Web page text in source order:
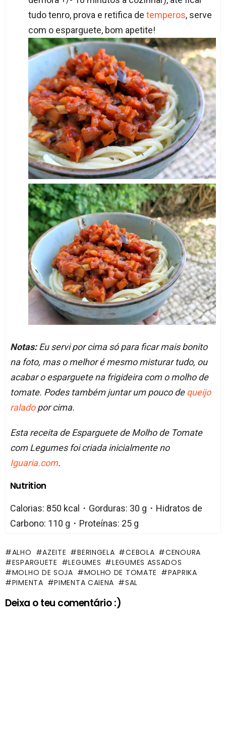
tudo tenro, prova e retifica de temperos, serve
com o esparguete, bom apetite!
Notas:Eu servi por cima só para ficar mais bonito
na foto, mas o melhor é mesmo misturar tudo, ou
acabar o esparguete na frigideira com o molho de
tomate. Podes também juntar um pouco dequeijo
raladopor cima.
Esta receita de Esparguete de Molho de Tomate
com Legumes foi criada inicialmente no
Iguaria.com.
Nutrition
Calorias: 850 kcal・Gorduras: 30 g・Hidratos de
Carbono: 110 g・Proteínas: 25 g
ALHO AZEITE BERINGELA CEBOLA
CENOURA
ESPARGUETE
LEGUMES
LEGUMES ASSADOS
MOLHO DE SOJA
MOLHO DE TOMATE
PAPRIKA
PIMENTA
PIMENTA CAIENA SAL
Deixa o teu comentário :)